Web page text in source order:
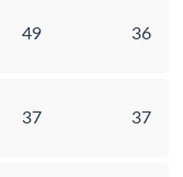
49 36
37 37